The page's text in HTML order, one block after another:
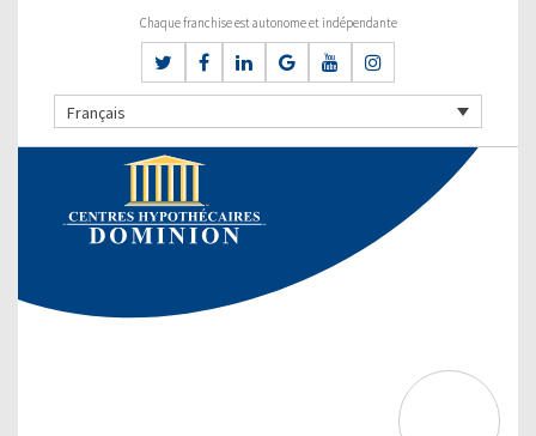
Chaque franchise est autonome et indépendante
Français